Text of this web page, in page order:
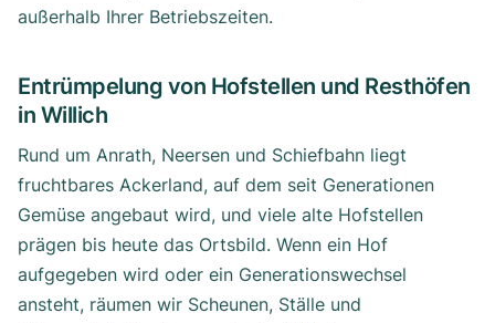
außerhalb Ihrer Betriebszeiten.
Entrümpelung von Hofstellen und Resthöfen
in Willich
Rund um Anrath, Neersen und Schiefbahn liegt
fruchtbares Ackerland, auf dem seit Generationen
Gemüse angebaut wird, und viele alte Hofstellen
prägen bis heute das Ortsbild. Wenn ein Hof
aufgegeben wird oder ein Generationswechsel
ansteht, räumen wir Scheunen, Ställe und